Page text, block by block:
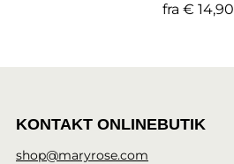
fra € 14,90
KONTAKT ONLINEBUTIK
shop@maryrose.com